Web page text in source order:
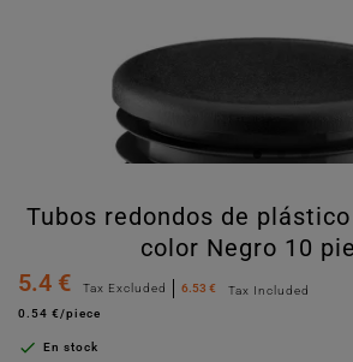
Tubos redondos de
color Negro 10
5.4 €
Tax Excluded 6.53 €
Tax Included
0.54 €/piece
 En stock